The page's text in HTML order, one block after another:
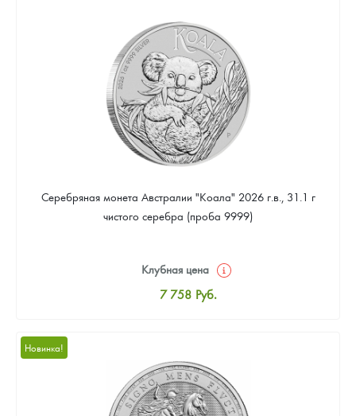
Цена выкупа
375 063 Руб.
Серебряная монета Австралии "Коала" 2026 г.в., 31.1 г
чистого серебра (проба 9999)
Клубная цена
7 758 Руб.
Цена выкупа
Звоните
Новинка!